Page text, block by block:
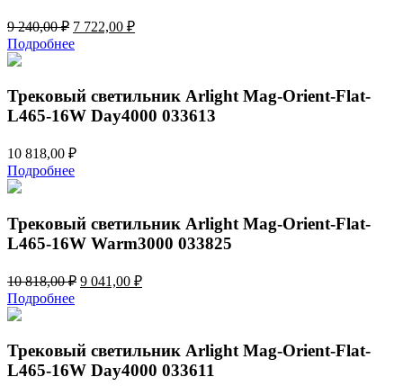
9 240,00₽ Первоначальная
цена
составляла
240,00 ₽.
7 722,00 ₽Текущая
Подробнее
Трековый светильник Arlight Mag-Orient-Flat-
L465-16W Day4000 033613
10 818,00 ₽
Подробнее
Трековый светильник Arlight Mag-Orient-Flat-
L465-16W Warm3000 033825
10 818,00₽ Первоначальная
818,00 ₽.
9 041,00 ₽Текущая
Подробнее
Трековый светильник Arlight Mag-Orient-Flat-
L465-16W Day4000 033611